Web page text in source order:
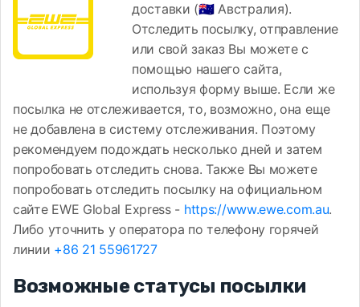
доставки (🇦🇺 Австралия).
Отследить посылку, отправление
или свой заказ Вы можете с
помощью нашего сайта,
используя форму выше. Если же
посылка не отслеживается, то, возможно, она еще
не добавлена в систему отслеживания. Поэтому
рекомендуем подождать несколько дней и затем
попробовать отследить снова. Также Вы можете
попробовать отследить посылку на официальном
сайте EWE Global Express - https://www.ewe.com.au.
Либо уточнить у оператора по телефону горячей
линии +86 21 55961727
Возможные статусы посылки